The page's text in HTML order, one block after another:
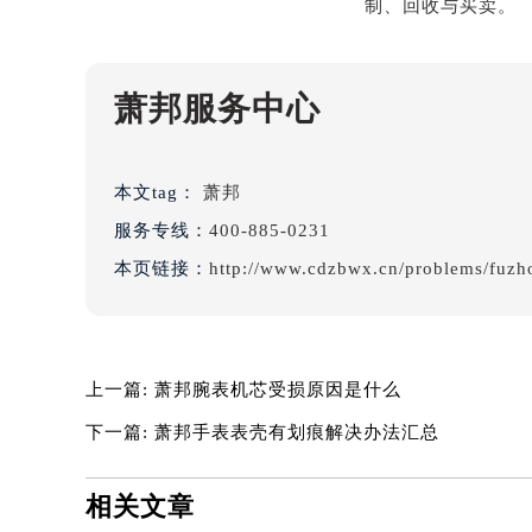
吉林省松原市宁江区五环大街萧邦售
辽宁省鞍山市铁东区站前街萧邦售后
辽宁省丹东市振兴区七经街萧邦售后
辽宁省抚顺市新抚区东一路萧邦售后
辽宁省阜新市海州区解放大街萧邦售
辽宁省盘锦市兴隆台区石油大街萧邦
辽宁省铁岭市银州区南马路萧邦售后
萧邦服务中心
本文tag： 萧邦
服务专线： 400-885-0231
本页链接： http://www.cdzbwx.cn/problems/
上一篇: 萧邦腕表机芯受损原因是什么
下一篇: 萧邦手表表壳有划痕解决办法汇总
相关文章